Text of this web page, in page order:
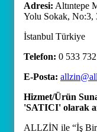
Adresi: Altıntepe
Yolu Sokak, No:3,
İstanbul Türkiye
Telefon: 0 533
E-Posta:
Hizmet/Ürün
'SATICI' olarak
ALLZİN ile “İş